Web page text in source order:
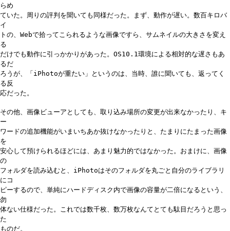
らめ
ていた。周りの評判を聞いても同様だった。まず、動作が遅い。数百キロバ
イ
トの、Webで拾ってこられるような画像ですら、サムネイルの大きさを変え
る
だけでも動作に引っかかりがあった。OS10.1環境による相対的な遅さもあ
るだ
ろうが、「iPhotoが重たい」というのは、当時、誰に聞いても、返ってく
る反
応だった。
その他、画像ビューアとしても、取り込み場所の変更が出来なかったり、キ
ー
ワードの追加機能がいまいちあか抜けなかったりと、たまりにたまった画像
を
安心して預けられるほどには、あまり魅力的ではなかった。おまけに、画像
の
フォルダを読み込むと、iPhotoはそのフォルダを丸ごと自分のライブラリ
にコ
ピーするので、単純にハードディスク内で画像の容量が二倍になるという、
勿
体ない仕様だった。これでは数千枚、数万枚なんてとても駄目だろうと思っ
た
ものだ。